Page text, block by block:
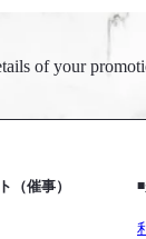
of your
（催事）